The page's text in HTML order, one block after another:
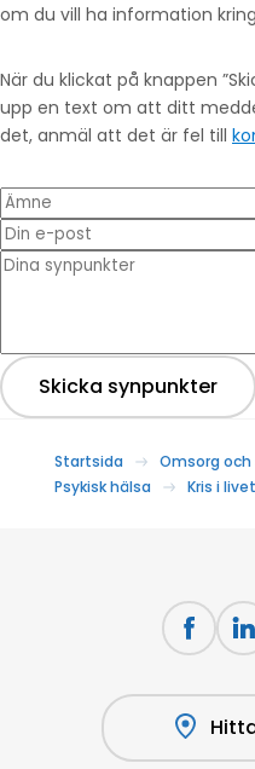
om du vill ha information
När du klickat på knappen
upp en text om att ditt
det, anmäl att det är fel till
Ämne
Din e-post
* Dina synpunkter
Skicka synpunkter
Startsida Omsorg
Psykisk hälsa
Kris i livet